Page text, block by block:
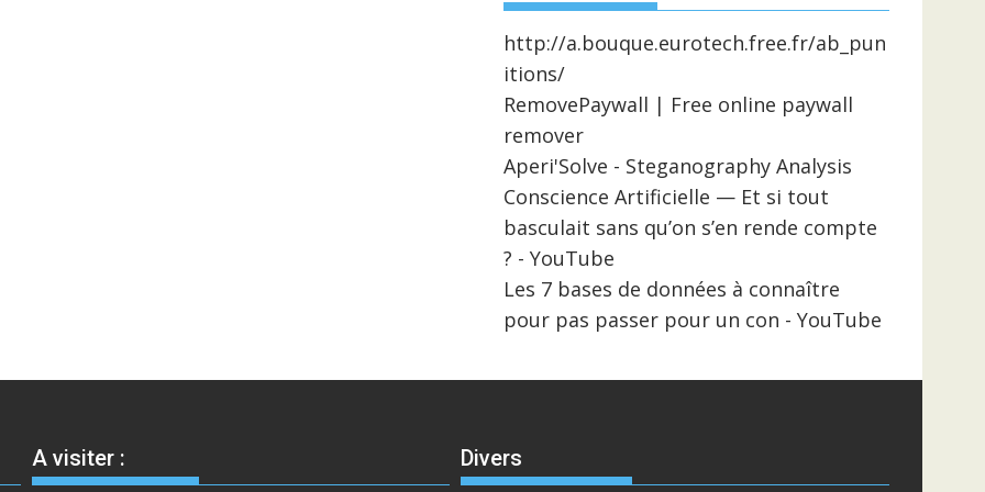
http://a.bouque.eurotech.free.fr/ab_pun
itions/
RemovePaywall | Free online paywall
remover
Aperi'Solve - Steganography Analysis
Conscience Artificielle — Et si tout
basculait sans qu’on s’en rende compte
? - YouTube
Les 7 bases de données à connaître
pour pas passer pour un con - YouTube
A visiter : Divers